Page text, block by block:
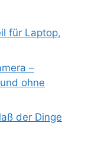
für Laptop,
–
ohne
der Dinge